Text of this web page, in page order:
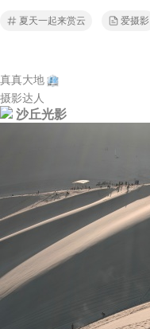
夏天一起来赏云 爱摄影
真真大地
摄影达人
沙丘光影